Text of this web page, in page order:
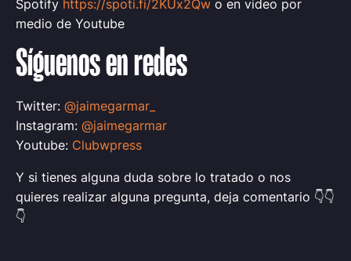
Spotify https://spoti.fi/2KUx2Qw o en video por
medio de Youtube
Síguenos en redes
Twitter: @jaimegarmar_
Instagram: @jaimegarmar
Youtube: Clubwpress
Y si tienes alguna duda sobre lo tratado o nos
quieres realizar alguna pregunta, deja comentario 👇👇
👇